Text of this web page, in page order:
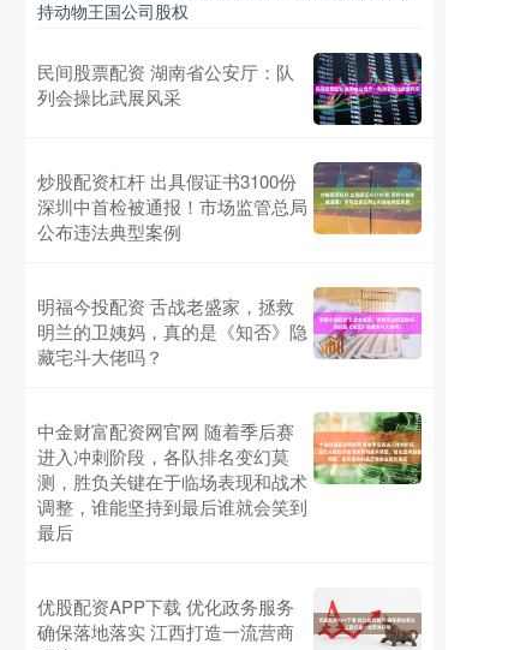
持动物王国公司股权
民间股票配资 湖南省公安厅：队
列会操比武展风采
炒股配资杠杆 出具假证书3100份
深圳中首检被通报！市场监管总局
公布违法典型案例
明福今投配资 舌战老盛家，拯救
明兰的卫姨妈，真的是《知否》隐
藏宅斗大佬吗？
中金财富配资网官网 随着季后赛
进入冲刺阶段，各队排名变幻莫
测，胜负关键在于临场表现和战术
调整，谁能坚持到最后谁就会笑到
最后
优股配资APP下载 优化政务服务
确保落地落实 江西打造一流营商